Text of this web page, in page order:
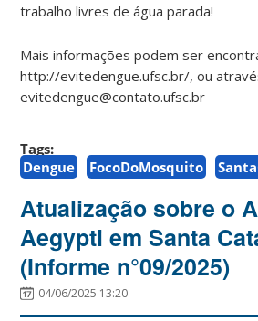
trabalho livres de água parada!
Mais informações podem ser
http://evitedengue.ufsc.br/, ou
evitedengue@contato.ufsc.br
Tags:
Dengue
FocoDoMosquito
Atualização sobre o
Aegypti em Santa
(Informe n°09/2025)
04/06/2025 13:20